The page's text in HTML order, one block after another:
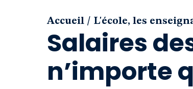
Accueil / L'école, les
Salaires
n’importe